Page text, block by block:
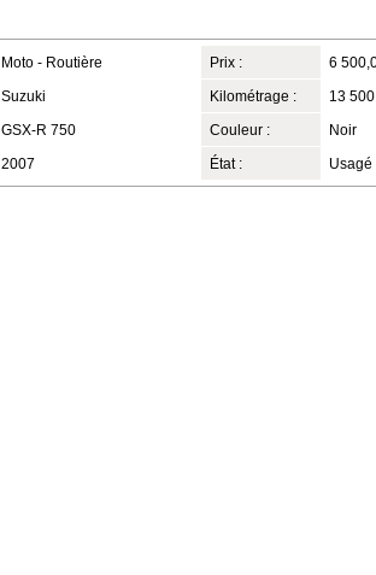
Moto - Routière
Suzuki
GSX-R 750
2007
Prix : 6
Kilométrage : 13
Couleur : Noir
État : Usagé